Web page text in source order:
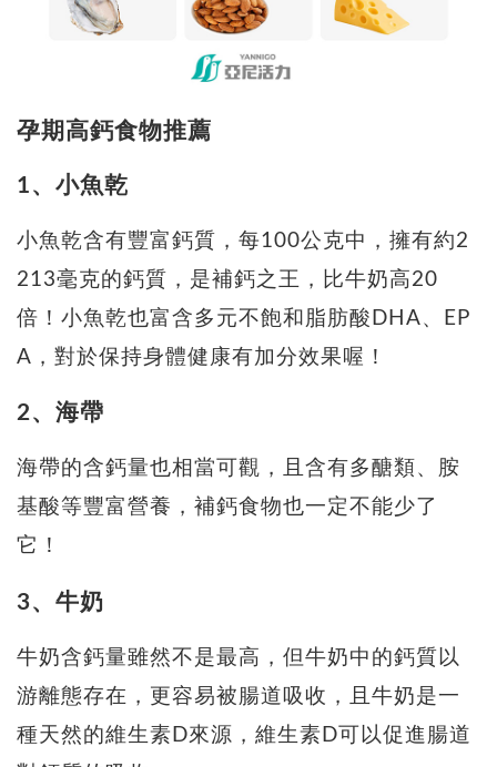
孕期高鈣食物推薦
1、小魚乾
小魚乾含有豐富鈣質，每100公克中，擁有約2
213毫克的鈣質，是補鈣之王，比牛奶高20
倍！小魚乾也富含多元不飽和脂肪酸DHA、EP
A，對於保持身體健康有加分效果喔！
2、海帶
海帶的含鈣量也相當可觀，且含有多醣類、胺
基酸等豐富營養，補鈣食物也一定不能少了
它！
3、牛奶
牛奶含鈣量雖然不是最高，但牛奶中的鈣質以
游離態存在，更容易被腸道吸收，且牛奶是一
種天然的維生素D來源，維生素D可以促進腸道